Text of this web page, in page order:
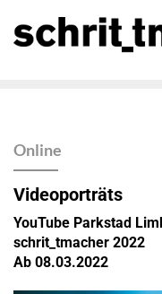
Online
Videoporträts
YouTube Parkstad
schrit_tmacher 2022
Ab 08.03.2022